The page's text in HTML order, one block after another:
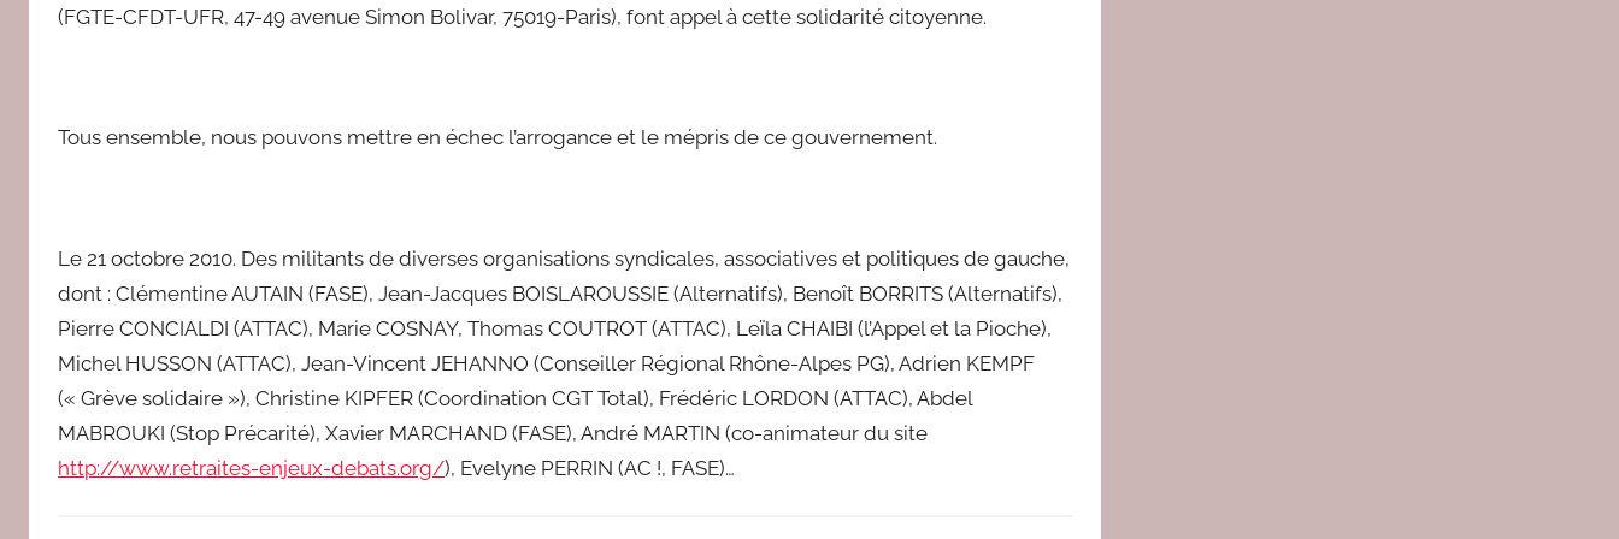
(FGTE-CFDT-UFR, 47-49 avenue Simon Bolivar, 75019-Paris), font appel à cette solidarité citoyenne.
Tous ensemble, nous pouvons mettre en échec l’arrogance et le mépris de ce gouvernement.
Le 21 octobre 2010. Des militants de diverses organisations syndicales, associatives et politiques de gauche,
dont : Clémentine AUTAIN (FASE), Jean-Jacques BOISLAROUSSIE (Alternatifs), Benoît BORRITS (Alternatifs),
Pierre CONCIALDI (ATTAC), Marie COSNAY, Thomas COUTROT (ATTAC), Leïla CHAIBI (l’Appel et la Pioche),
Michel HUSSON (ATTAC), Jean-Vincent JEHANNO (Conseiller Régional Rhône-Alpes PG), Adrien KEMPF
(« Grève solidaire »), Christine KIPFER (Coordination CGT Total), Frédéric LORDON (ATTAC), Abdel
MABROUKI (Stop Précarité), Xavier MARCHAND (FASE), André MARTIN (co-animateur du site
http://www.retraites-enjeux-debats.org/), Evelyne PERRIN (AC !, FASE)…